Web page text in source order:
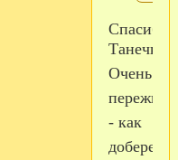
Спасибо
Очень
- как